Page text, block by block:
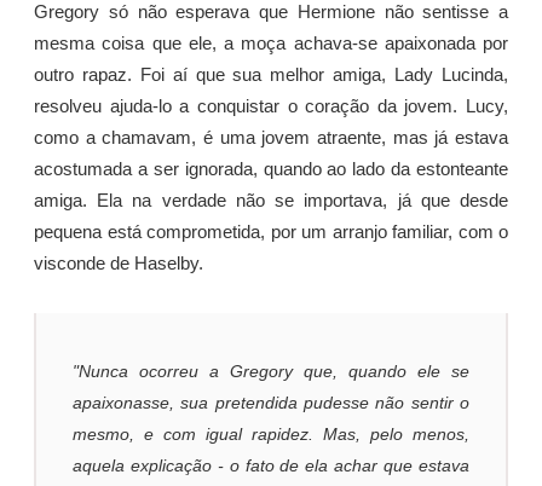
Gregory só não esperava que Hermione não sentisse a
mesma coisa que ele, a moça achava-se apaixonada por
outro rapaz. Foi aí que sua melhor amiga, Lady Lucinda,
resolveu ajuda-lo a conquistar o coração da jovem. Lucy,
como a chamavam, é uma jovem atraente, mas já estava
acostumada a ser ignorada, quando ao lado da estonteante
amiga. Ela na verdade não se importava, já que desde
pequena está comprometida, por um arranjo familiar, com o
visconde de Haselby.
"Nunca ocorreu a Gregory que, quando ele se
apaixonasse, sua pretendida pudesse não sentir o
mesmo, e com igual rapidez. Mas, pelo menos,
aquela explicação - o fato de ela achar que estava